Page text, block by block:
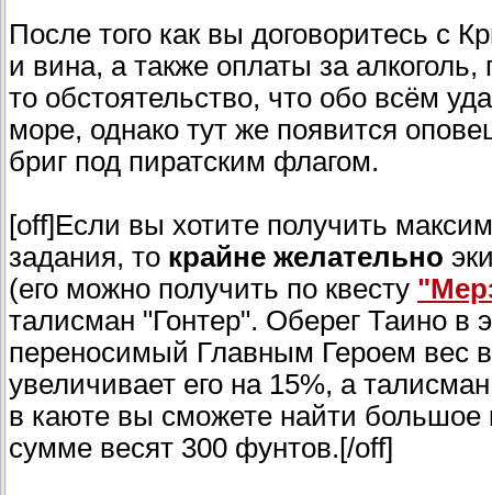
После того как вы договоритесь с
и вина, а также оплаты за
то обстоятельство, что обо всём
море, однако тут же появится
бриг под пиратским флагом.
[off]Если вы хотите получить
задания, то крайне желательно
(его можно получить по квесту
талисман "Гонтер". Оберег Таино в
переносимый Главным Героем вес
увеличивает его на 15%, а
в каюте вы сможете найти большое
сумме весят 300 фунтов.[/off]